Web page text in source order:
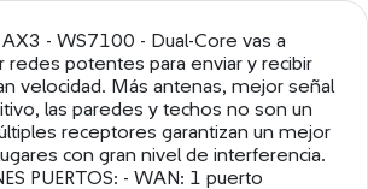
AX3 - WS7100 - Dual-Core vas a
redes potentes para enviar y recibir
velocidad. Más antenas, mejor señal
las paredes y techos no son un
receptores garantizan un mejor
con gran nivel de interferencia.
PUERTOS: - WAN: 1 puerto